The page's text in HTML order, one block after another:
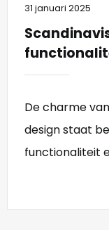
31 januari 2025
De charme
design staat
functionaliteit